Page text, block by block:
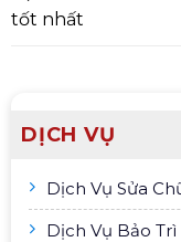
DỊCH VỤ
Dịch Vụ Sửa
Dịch Vụ Bảo
tốt nhất